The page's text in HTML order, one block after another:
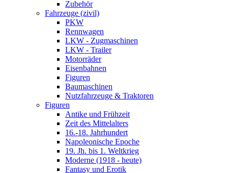
Zubehör
Fahrzeuge (zivil)
PKW
Rennwagen
LKW - Zugmaschinen
LKW - Trailer
Motorräder
Eisenbahnen
Figuren
Baumaschinen
Nutzfahrzeuge & Traktoren
Figuren
Antike und Frühzeit
Zeit des Mittelalters
16.-18. Jahrhundert
Napoleonische Epoche
19. Jh. bis 1. Weltkrieg
Moderne (1918 - heute)
Fantasy und Erotik